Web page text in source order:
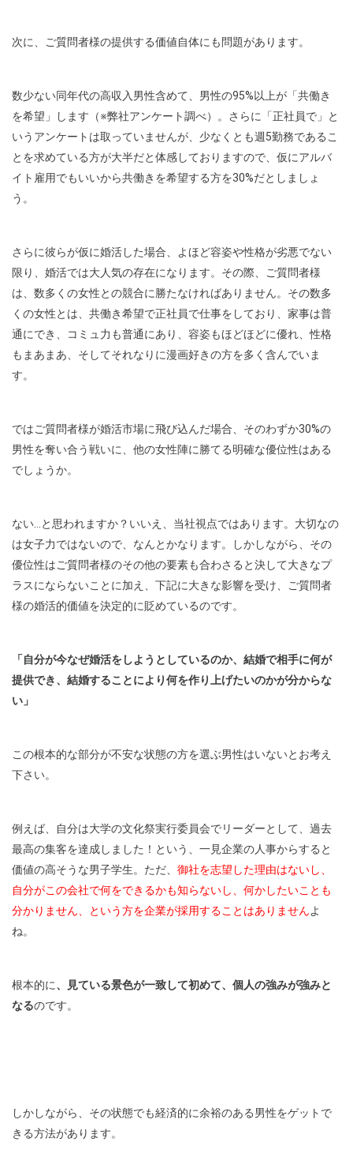
次に、ご質問者様の提供する価値自体にも問題があります。
数少ない同年代の高収入男性含めて、男性の95%以上が「共働き
を希望」します（※弊社アンケート調べ）。さらに「正社員で」と
いうアンケートは取っていませんが、少なくとも週5勤務であるこ
とを求めている方が大半だと体感しておりますので、仮にアルバ
イト雇用でもいいから共働きを希望する方を30%だとしましょ
う。
さらに彼らが仮に婚活した場合、よほど容姿や性格が劣悪でない
限り、婚活では大人気の存在になります。その際、ご質問者様
は、数多くの女性との競合に勝たなければありません。その数多
くの女性とは、共働き希望で正社員で仕事をしており、家事は普
通にでき、コミュ力も普通にあり、容姿もほどほどに優れ、性格
もまあまあ、そしてそれなりに漫画好きの方を多く含んでいま
す。
ではご質問者様が婚活市場に飛び込んだ場合、そのわずか30%の
男性を奪い合う戦いに、他の女性陣に勝てる明確な優位性はある
でしょうか。
ない…と思われますか？いいえ、当社視点ではあります。大切なの
は女子力ではないので、なんとかなります。しかしながら、その
優位性はご質問者様のその他の要素も合わさると決して大きなプ
ラスにならないことに加え、下記に大きな影響を受け、ご質問者
様の婚活的価値を決定的に貶めているのです。
「自分が今なぜ婚活をしようとしているのか、結婚で相手に何が
提供でき、結婚することにより何を作り上げたいのかが分からな
い」
この根本的な部分が不安な状態の方を選ぶ男性はいないとお考え
下さい。
例えば、自分は大学の文化祭実行委員会でリーダーとして、過去
最高の集客を達成しました！という、一見企業の人事からすると
価値の高そうな男子学生。ただ、 御社を志望した理由はないし、
自分がこの会社で何をできるかも知らないし、何かしたいことも
分かりません、という方を企業が採用することはありませんよ
ね。
根本的に、見ている景色が一致して初めて、個人の強みが強みと
なるのです。
しかしながら、その状態でも経済的に余裕のある男性をゲットで
きる方法があります。